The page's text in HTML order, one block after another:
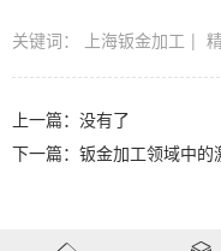
关键词： 上海钣金加工
上一篇：没有了
下一篇： 钣金加工领域中的